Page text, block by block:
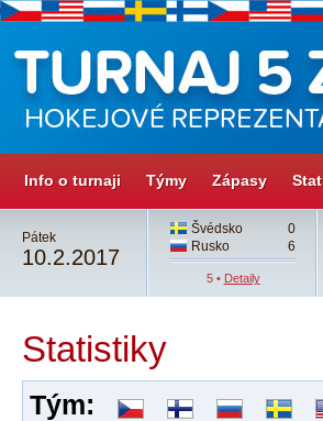
Info o turnaji Týmy Zápasy
Pátek
10.2.2017
Švédsko
0
Rusko
6
5 • Detaily
Statistiky
Tým: